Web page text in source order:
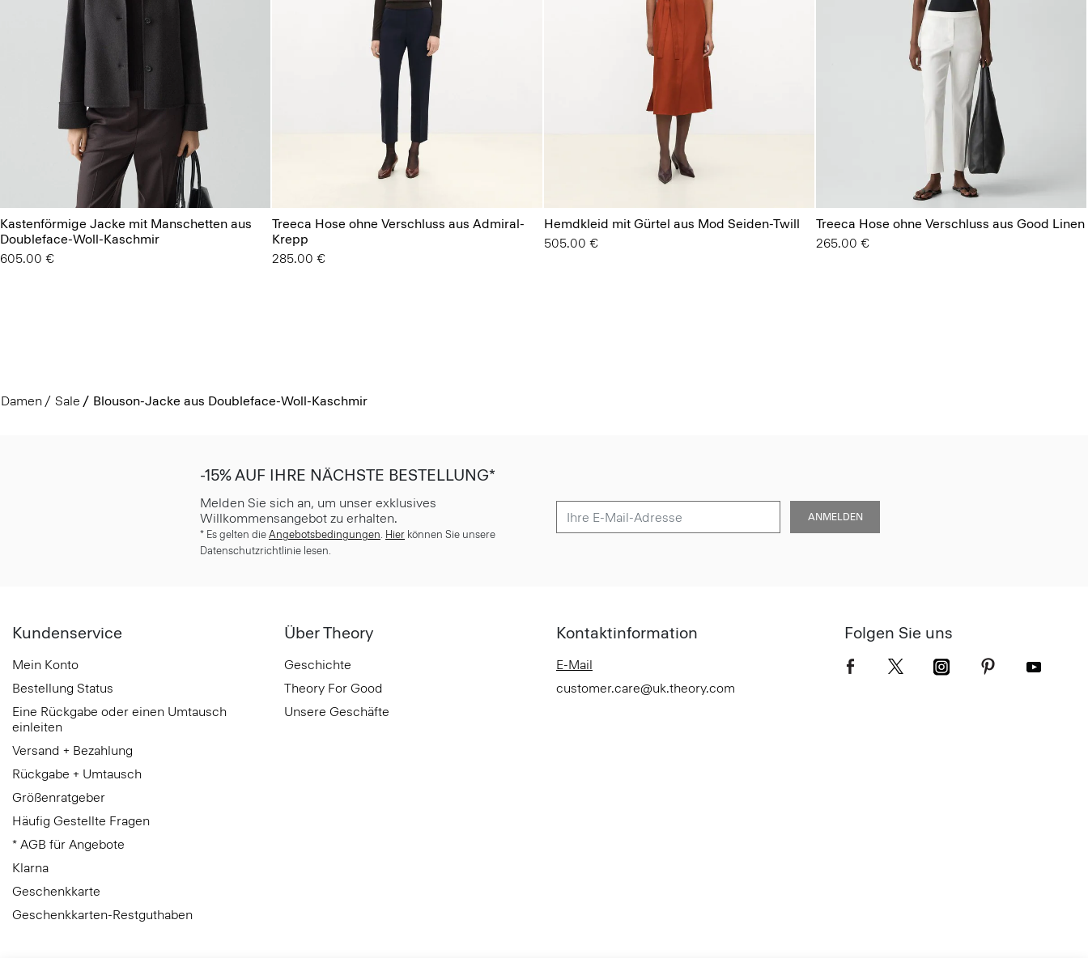
Kastenförmige Jacke mit Manschetten aus
Doubleface-Woll-Kaschmir
605.00 €
Treeca Hose ohne Verschluss aus Admiral-
Krepp
285.00 €
Hemdkleid mit Gürtel aus Mod Seiden-Twill
505.00 €
Treeca Hose ohne Verschluss aus Good Linen
265.00 €
Damen Sale Blouson-Jacke aus Doubleface-Woll-Kaschmir
-15% AUF IHRE NÄCHSTE BESTELLUNG*
Melden Sie sich an, um unser exklusives
Willkommensangebot zu erhalten.
* Es gelten die Angebotsbedingungen Hier können Sie unsere
Datenschutzrichtlinie lesen.
ANMELDEN
Kundenservice
Mein Konto
Bestellung Status
Eine Rückgabe oder einen Umtausch
einleiten
Versand + Bezahlung
Rückgabe + Umtausch
Größenratgeber
Häufig Gestellte Fragen
* AGB für Angebote
Klarna
Geschenkkarte
Geschenkkarten-Restguthaben
Über Theory
Geschichte
Theory For Good
Unsere Geschäfte
Kontaktinformation
E-Mail
customer.care@uk.theory.com
Folgen Sie uns